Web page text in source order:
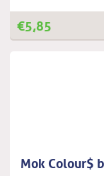
€5,85
Mok Colour$